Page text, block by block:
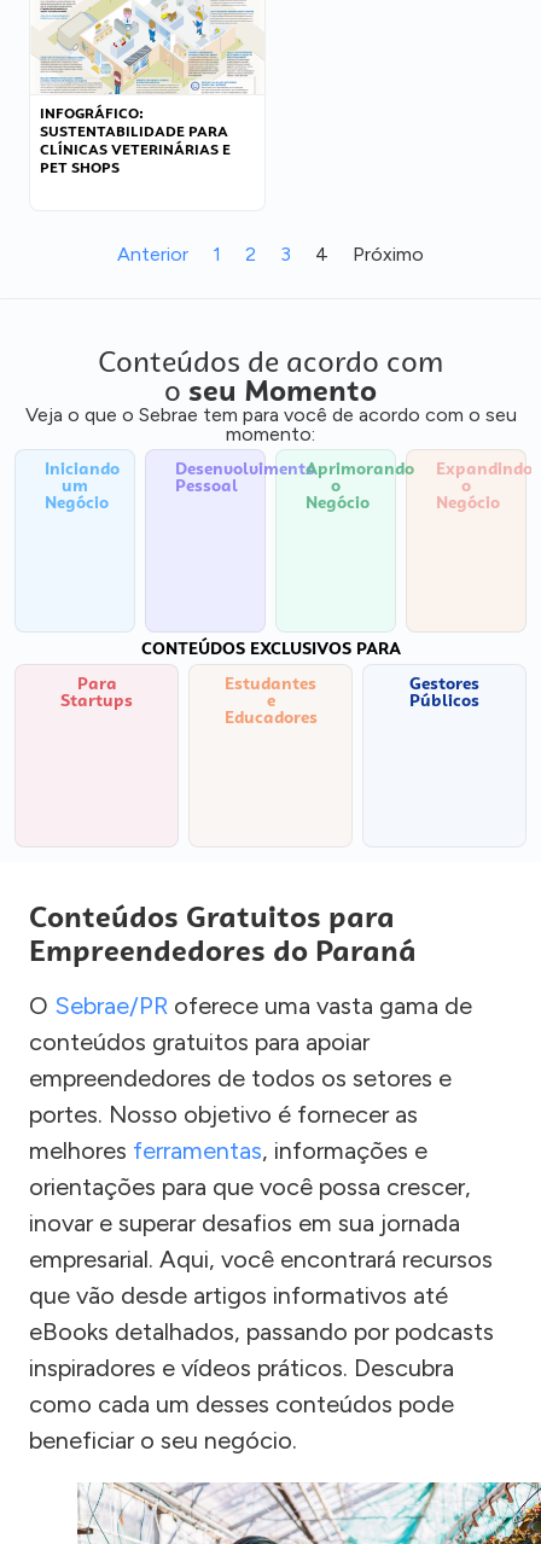
INFOGRÁFICO:
SUSTENTABILIDADE PARA
CLÍNICAS VETERINÁRIAS E
PET SHOPS
Anterior 1 2 3 4 Próximo
Conteúdos de acordo com
o seu Momento
Veja o que o Sebrae tem para você de acordo com o seu
momento:
Iniciando
um
Negócio
Desenvolvimento
Pessoal
Aprimorando
o
Negócio
Expandindo
o
Negócio
CONTEÚDOS EXCLUSIVOS PARA
Para
Startups
Estudantes
e
Educadores
Gestores
Públicos
Conteúdos Gratuitos para
Empreendedores do Paraná
O Sebrae/PR oferece uma vasta gama de
conteúdos gratuitos para apoiar
empreendedores de todos os setores e
portes. Nosso objetivo é fornecer as
melhores ferramentas, informações e
orientações para que você possa crescer,
inovar e superar desafios em sua jornada
empresarial. Aqui, você encontrará recursos
que vão desde artigos informativos até
eBooks detalhados, passando por podcasts
inspiradores e vídeos práticos. Descubra
como cada um desses conteúdos pode
beneficiar o seu negócio.